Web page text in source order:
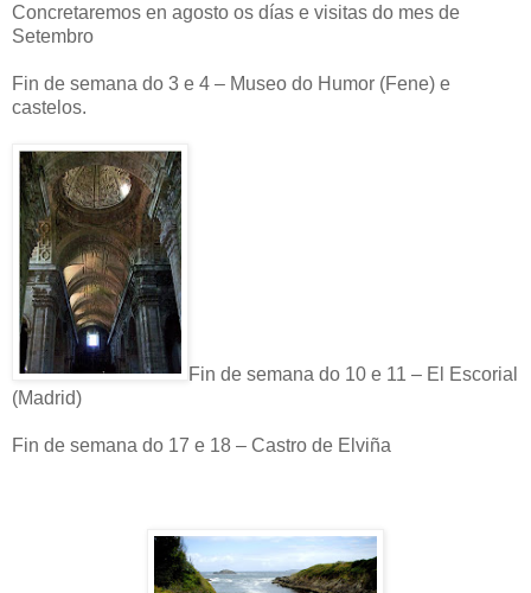
Concretaremos en agosto os días e visitas do mes de
Setembro
Fin de semana do 3 e 4 – Museo do Humor (Fene) e
castelos.
Fin de semana do 10 e 11 – El Escorial
(Madrid)
Fin de semana do 17 e 18 – Castro de Elviña